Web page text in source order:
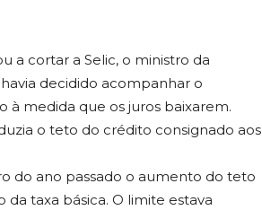
a cortar a Selic, o ministro da
decidido acompanhar o
medida que os juros baixarem.
o teto do crédito consignado aos
do ano passado o aumento do teto
taxa básica. O limite estava